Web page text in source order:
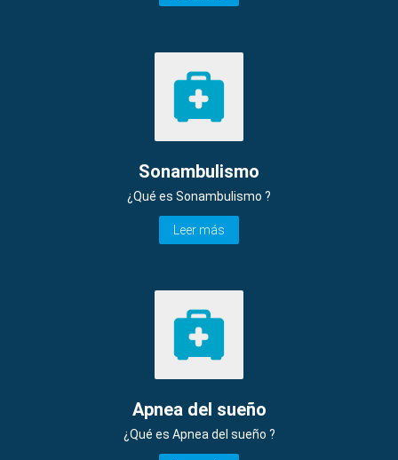
Sonambulismo
¿Qué es Sonambulismo ?
Leer más
Apnea del sueño
¿Qué es Apnea del sueño ?